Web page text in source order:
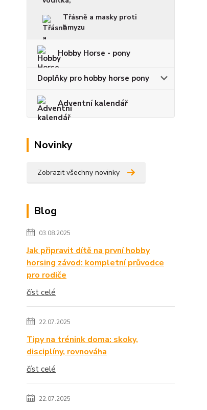
Třásně a masky proti
hmyzu
Hobby Horse - pony
Doplňky pro hobby horse pony
Adventní kalendář
Novinky
Zobrazit všechny novinky
Blog
03.08.2025
Jak připravit dítě na první hobby
horsing závod: kompletní průvodce
pro rodiče
číst celé
22.07.2025
Tipy na trénink doma: skoky,
disciplíny, rovnováha
číst celé
22.07.2025